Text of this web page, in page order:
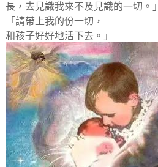
長，去見識我來不及見識的一切。」
「請帶上我的份一切，
和孩子好好地活下去。」